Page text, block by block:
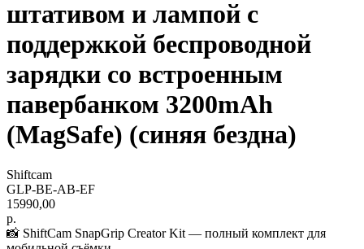
штативом и лампой с
поддержкой беспроводной
зарядки со встроенным
павербанком 3200mAh
(MagSafe) (синяя бездна)
Shiftcam
GLP-BE-AB-EF
15990,00
р.
📸 ShiftCam SnapGrip Creator Kit — полный комплект для